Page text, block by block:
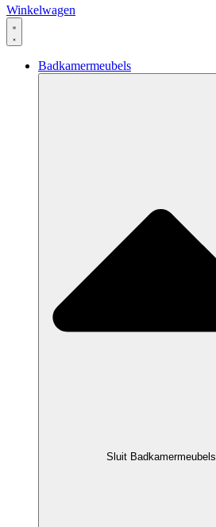
Winkelwagen
Badkamermeubels
Sluit Badkamermeubels